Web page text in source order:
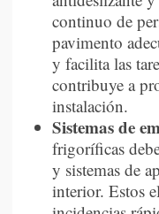
continuo de
pavimento
y facilita las
contribuye a
instalación.
Sistemas de
frigoríficas
y sistemas de
interior. Estos